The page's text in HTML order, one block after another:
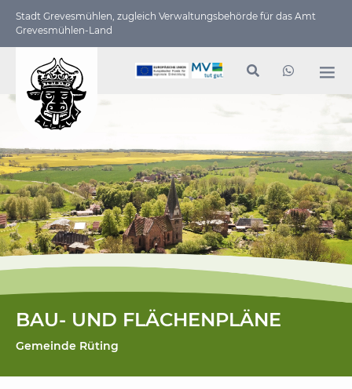
Stadt Grevesmühlen, zugleich Verwaltungs­behörde für das Amt
Grevesmühlen-Land
BAU- UND FLÄCHENPLÄNE
Gemeinde Rüting